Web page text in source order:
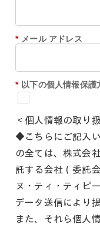
* メール アドレス
* 以下の個人情報保護
＜個人情報の取り
◆こちらにご記入
の全ては、株式会
託する会社（委託
ヌ・ティ・ティピ
データ送信により
また、それら個人